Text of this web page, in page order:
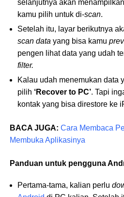
selanjutnya akan
kamu pilih untuk di-scan.
Setelah itu, layar berikutnya
scan data yang bisa kamu
pengen lihat data yang udah
filter.
Kalau udah menemukan data
pilih ‘Recover to PC’. Tapi
kontak yang bisa direstore ke
BACA JUGA: Cara Membaca
Membuka Aplikasinya
Panduan untuk pengguna
Pertama-tama, kalian perlu